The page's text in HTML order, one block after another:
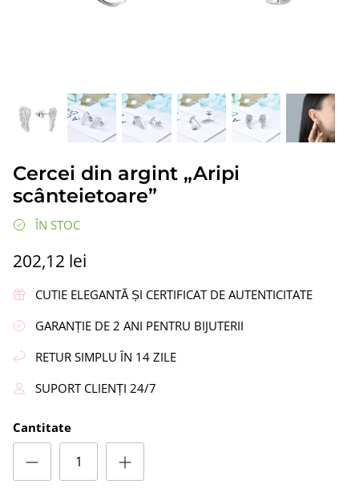
Cercei din argint „Coroană”
336,86 lei
Cercei din argint „Aripi
scânteietoare”
ÎN STOC
202,12 lei
CUTIE ELEGANTĂ ȘI CERTIFICAT DE AUTENTICITATE
GARANȚIE DE 2 ANI PENTRU BIJUTERII
RETUR SIMPLU ÎN 14 ZILE
SUPORT CLIENȚI 24/7
Cantitate